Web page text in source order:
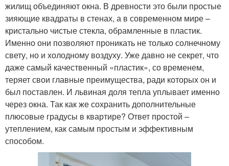
жилищ объединяют окна. В древности это были простые
зияющие квадраты в стенах, а в современном мире –
кристально чистые стекла, обрамленные в пластик.
Именно они позволяют проникать не только солнечному
свету, но и холодному воздуху. Уже давно не секрет, что
даже самый качественный «пластик», со временем,
теряет свои главные преимущества, ради которых он и
был поставлен. И львиная доля тепла уплывает именно
через окна. Так как же сохранить дополнительные
плюсовые градусы в квартире? Ответ простой –
утеплением, как самым простым и эффективным
способом.